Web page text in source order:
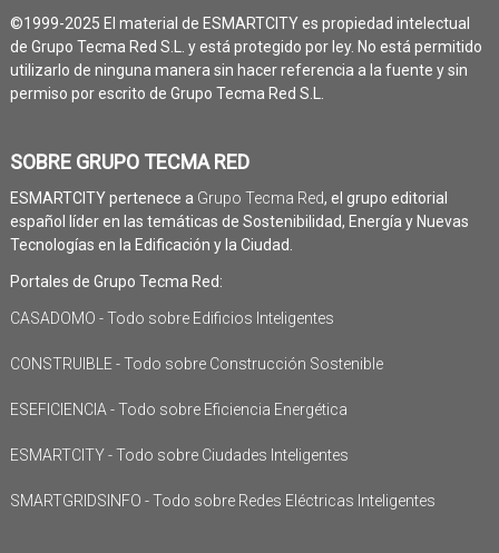
©1999-2025 El material de ESMARTCITY es propiedad intelectual
de Grupo Tecma Red S.L. y está protegido por ley. No está permitido
utilizarlo de ninguna manera sin hacer referencia a la fuente y sin
permiso por escrito de Grupo Tecma Red S.L.
SOBRE GRUPO TECMA RED
ESMARTCITY pertenece a Grupo Tecma Red, el grupo editorial
español líder en las temáticas de Sostenibilidad, Energía y Nuevas
Tecnologías en la Edificación y la Ciudad.
Portales de Grupo Tecma Red:
CASADOMO - Todo sobre Edificios Inteligentes
CONSTRUIBLE - Todo sobre Construcción Sostenible
ESEFICIENCIA - Todo sobre Eficiencia Energética
ESMARTCITY - Todo sobre Ciudades Inteligentes
SMARTGRIDSINFO - Todo sobre Redes Eléctricas Inteligentes